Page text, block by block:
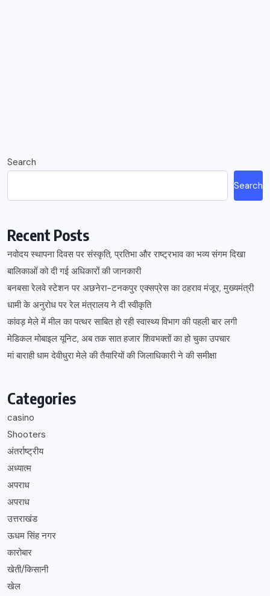
Search
Search
Recent Posts
नवोदय स्थापना दिवस पर संस्कृति, प्रतिभा और राष्ट्रभाव का भव्य संगम दिखा
बालिकाओं को दी गई अधिकारों की जानकारी
बनबसा रेलवे स्टेशन पर अछनेरा-टनकपुर एक्सप्रेस का ठहराव मंजूर, मुख्यमंत्री
धामी के अनुरोध पर रेल मंत्रालय ने दी स्वीकृति
कांवड़ मेले में मील का पत्थर साबित हो रही स्वास्थ्य विभाग की पहली बार लगी
मेडिकल मोबाइल यूनिट, अब तक सात हजार शिवभक्तों का हो चुका उपचार
मां बाराही धाम देवीधुरा मेले की तैयारियों की जिलाधिकारी ने की समीक्षा
Categories
casino
Shooters
अंतर्राष्ट्रीय
अध्यात्म
अपराध
अपराध
उत्तराखंड
ऊधम सिंह नगर
कारोबार
खेती/किसानी
खेल